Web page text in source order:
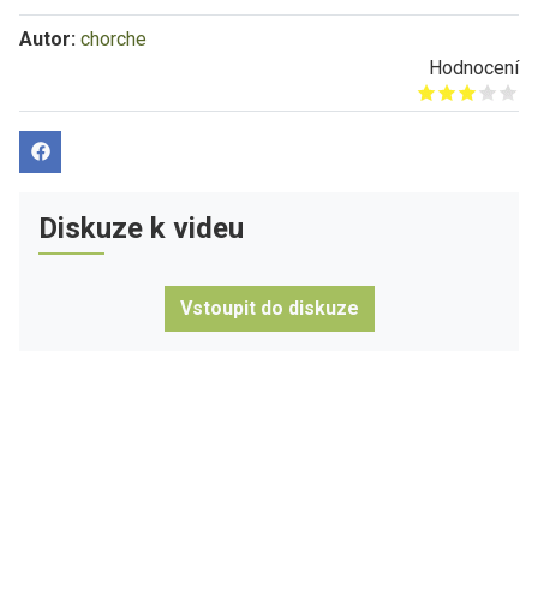
Autor: chorche
Hodnocení
Give it 1/5
Give it 2/5
Give it 3/5
Give it 4/5
Give it 5/5
Diskuze k videu
Vstoupit do diskuze